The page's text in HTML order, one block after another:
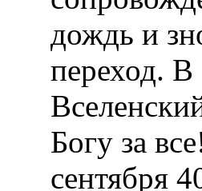
дождь и
переход.
Богу за
сентября